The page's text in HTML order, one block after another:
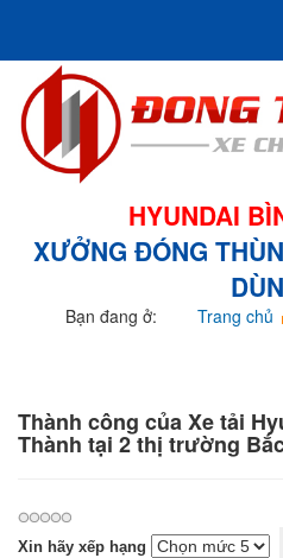
HYUNDAI
XƯỞNG ĐÓNG
Bạn đang ở: Trang chủ
Thành công của Xe tải
Thành tại 2 thị trường
Xin hãy xếp hạng